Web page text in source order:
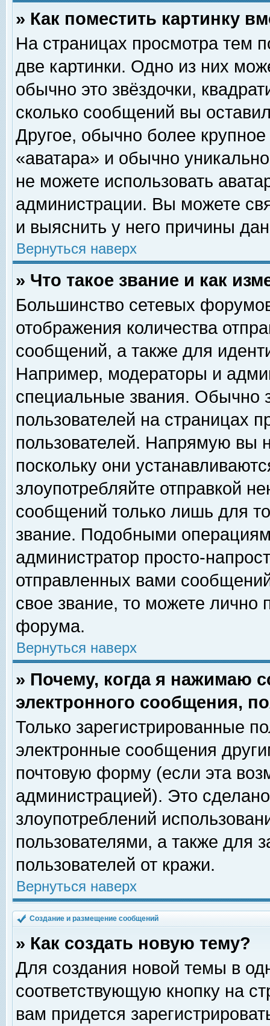
» Как поместить картинку
На страницах просмотра тем
две картинки. Одно из них
обычно это звёздочки,
сколько сообщений вы
Другое, обычно более
«аватара» и обычно
не можете использовать
администрации. Вы можете
и выяснить у него причины
Вернуться наверх
» Что такое звание и как
Большинство сетевых
отображения количества
сообщений, а также для
Например, модераторы и
специальные звания. Обычно
пользователей на страницах
пользователей. Напрямую вы
поскольку они
злоупотребляйте отправкой
сообщений только лишь для
звание. Подобными
администратор просто-
отправленных вами
свое звание, то можете лично
форума.
Вернуться наверх
» Почему, когда я нажимаю
электронного сообщения,
Только зарегистрированные
электронные сообщения
почтовую форму (если эта
администрацией). Это
злоупотреблений
пользователями, а также для
пользователей от кражи.
Вернуться наверх
Создание и размещение сообщений
» Как создать новую тему?
Для создания новой темы в
соответствующую кнопку на
вам придется